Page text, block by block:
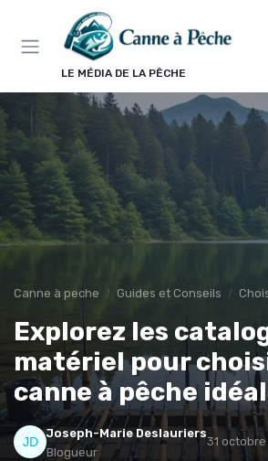
LE MÉDIA DE LA PÊCHE
Canne à peche Guides et Conseils
Explorez les
matériel pour
canne à pêche
Joseph-Marie Deslauriers
Blogueur
31
Panneau de gestion des cookies